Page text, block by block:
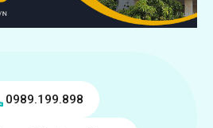
0989.199.898